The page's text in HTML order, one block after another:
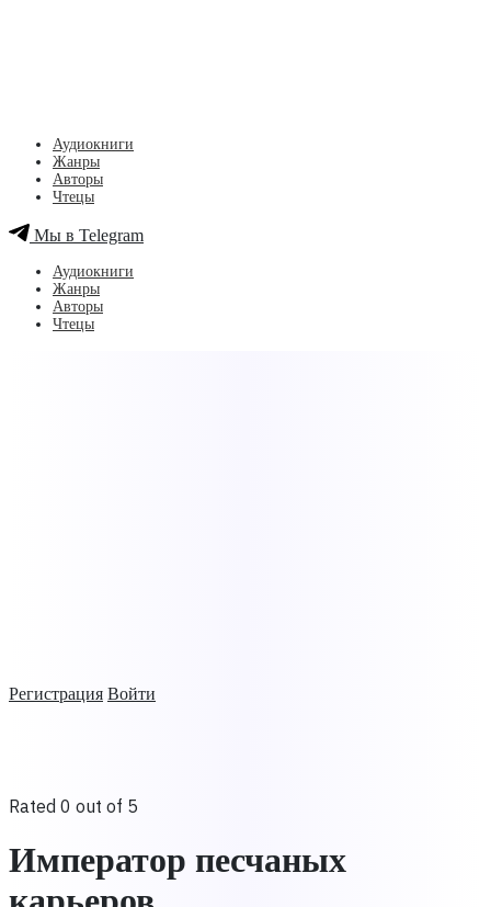
Регистрация Войти
Аудиокниги
Жанры
Авторы
Чтецы
Мы в Telegram
Аудиокниги
Жанры
Авторы
Чтецы
Rated 0 out of 5
Император песчаных